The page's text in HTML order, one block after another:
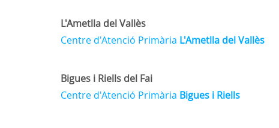
L'Ametlla del Vallès
Centre d'Atenció Primària L'Ametlla del Vallès
Bigues i Riells del Fai
Centre d'Atenció Primària Bigues i Riells